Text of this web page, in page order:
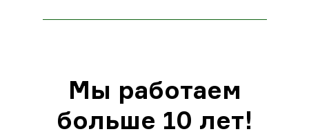
Мы работаем
больше 10 лет!